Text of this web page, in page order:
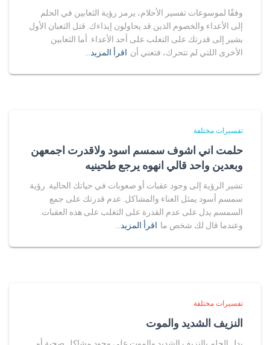
وفقًا لموسوعات تفسير الأحلام، يرمز رؤية الثعابين في الحلم
إلى الأعداء والخصوم الذين قد يحاولون إيذاءك. قتل الثعبان الأول
يشير إلى قدرتك على التغلب على أحد الأعداء. أما الثعابين
الأخرى اللتي لم تتحرك، فتعني أن اقرأ المزيد…
تفسيرات مختلفة
حلمت اني اشوف سمسم اسود ولاقدرت اجمعهن
وبعدين واحد قالي انهوه يرجع طحينيه
تشير الرؤية إلى وجود عقبات أو صعوبات في حياتك الحالية. رؤية
سمسم أسود يمثل العناء والمشاكل. عدم قدرتك على جمع
السمسم يدل على عدم القدرة على التغلب على هذه العقبات.
وعندما قال لك شخص ما اقرأ المزيد…
تفسيرات مختلفة
النزيف الشديد والموت